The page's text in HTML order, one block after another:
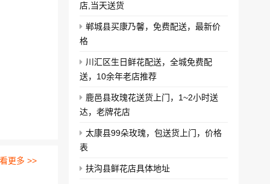
更多 >>
店,当天送货
郸城县买康乃馨，免费配送，最新价
格
川汇区生日鲜花配送，全城免费配
送，10余年老店推荐
鹿邑县玫瑰花送货上门，1~2小时送
达，老牌花店
太康县99朵玫瑰，包送货上门，价格
表
扶沟县鲜花店具体地址